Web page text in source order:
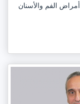
أمراض الفم والأسنان